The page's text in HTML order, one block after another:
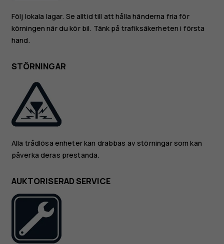
Följ lokala lagar. Se alltid till att hålla händerna fria för
körningen när du kör bil. Tänk på trafiksäkerheten i första
hand.
STÖRNINGAR
Alla trådlösa enheter kan drabbas av störningar som kan
påverka deras prestanda.
AUKTORISERAD SERVICE